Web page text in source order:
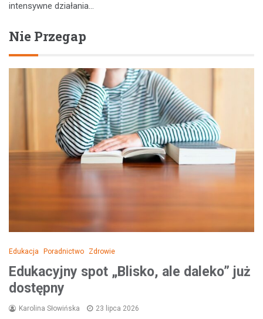
intensywne działania…
Nie Przegap
Edukacja Poradnictwo Zdrowie
Edukacyjny spot „Blisko, ale daleko” już
dostępny
Karolina Słowińska 23 lipca 2026